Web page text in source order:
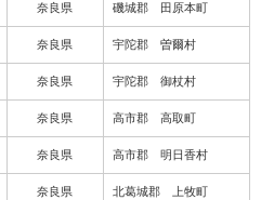
奈良県 磯城郡 田原本町
奈良県 宇陀郡 曽爾村
奈良県 宇陀郡 御杖村
奈良県 高市郡 高取町
奈良県 高市郡 明日香村
奈良県 北葛城郡 上牧町